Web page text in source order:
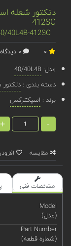
412SC
40L4B-412SC
مدل:40/40L4B
دسته بندی :دتکتور
برند : اسپکترکس
-
+
مقایسه
مشخصات فنی
Model
(مدل)
Part Number
(شماره قطعه)